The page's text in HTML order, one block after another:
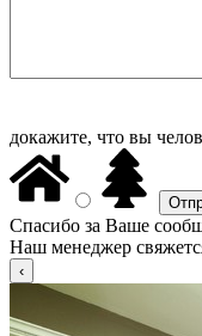
докажите, что вы
Спасибо за Ваше
Наш менеджер